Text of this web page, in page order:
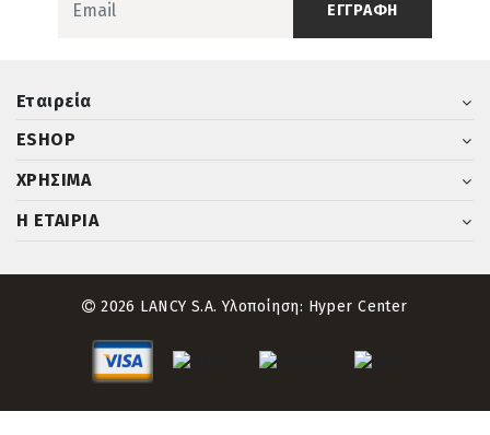
ΕΓΓΡΑΦΗ
Εταιρεία
ESHOP
ΧΡΗΣΙΜΑ
Η ΕΤΑΙΡΙΑ
2026 LANCY S.A. Υλοποίηση: Hyper Center